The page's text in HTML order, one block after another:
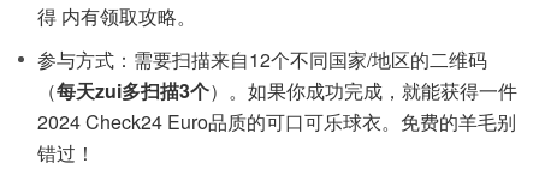
得 内有领取攻略。
参与方式：需要扫描来自12个不同国家/地区的二维码
（每天zui多扫描3个）。如果你成功完成，就能获得一件
2024 Check24 Euro品质的可口可乐球衣。免费的羊毛别
错过！